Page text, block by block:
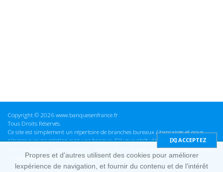
Copyright © 2026 www.banquesenfrance.fr
Tous Droits Réservés.
Ce site est simplement un répertoire de branches bureaux / bancaires et nous
n'avons aucune relation avec une banque. S'il vous plaît vérifier ces informations
avant d'effectuer toute opération, nous ne sommes pas responsables des erreurs
ou des omissions dans les informations que nous fournissons.
Propres et d'autres utilisent des cookies pour améliorer
lexpérience de navigation, et fournir du contenu et de l'intérêt